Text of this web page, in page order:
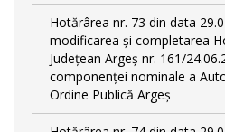
Hotărârea nr. 73 din data
modificarea și completarea
Județean Argeș nr. 161/
componenței nominale a
Ordine Publică Argeș